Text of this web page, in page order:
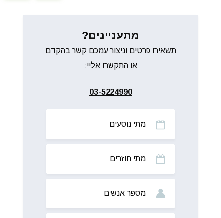
מתעניינים?
תשאירו פרטים וניצור עמכם קשר בהקדם
או התקשרו אליי:
03-5224990
אנשים